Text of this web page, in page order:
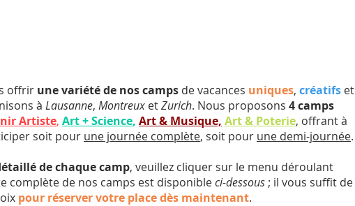
offrir une variété de nos camps de vacances uniques, créatifs et
à Lausanne, Montreux etZurich. Nous proposons 4 camps
Artiste, Art + Science, Art & Musique, Art & Poterie, offrant à
soit pour une journée complète, soit pour une demi-journée.
de chaque camp, veuillez cliquer sur le menu déroulant
complète de nos camps est disponibleci-dessous ; il vous suffit de
pour réserver votre place dès maintenant.